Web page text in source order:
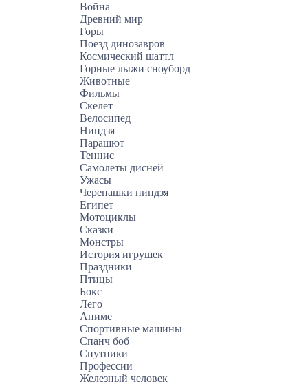
Война
Древний мир
Горы
Поезд динозавров
Космический шаттл
Горные лыжи сноуборд
Животные
Фильмы
Скелет
Велосипед
Ниндзя
Парашют
Теннис
Самолеты дисней
Ужасы
Черепашки ниндзя
Египет
Мотоциклы
Сказки
Монстры
История игрушек
Праздники
Птицы
Бокс
Лего
Аниме
Спортивные машины
Спанч боб
Спутники
Профессии
Железный человек